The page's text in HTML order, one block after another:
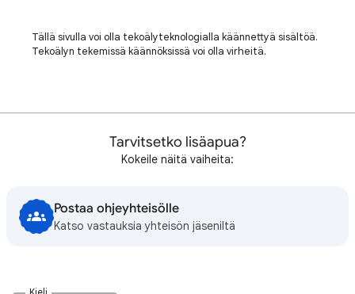
Tällä sivulla voi olla tekoälyteknologialla käännettyä sisältöä.
Tekoälyn tekemissä käännöksissä voi olla virheitä.
Tarvitsetko lisäapua?
Kokeile näitä vaiheita:
Postaa ohjeyhteisölle
Katso vastauksia yhteisön jäseniltä